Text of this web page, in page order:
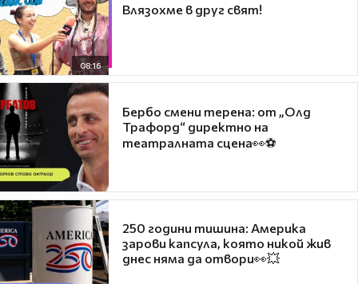
08:16
Влязохме в друг свят!
Бербо смени терена: от „Олд
Трафорд“ директно на
театралната сцена👀⚽
250 години тишина: Америка
зарови капсула, която никой жив
днес няма да отвори👀💥